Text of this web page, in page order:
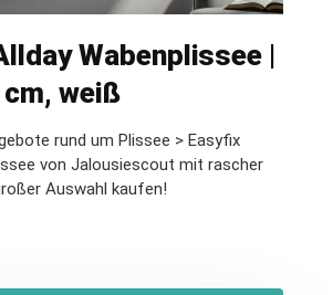
Wabenplissee |
weiß
rund um Plissee > Easyfix
von Jalousiescout mit rascher
Auswahl kaufen!